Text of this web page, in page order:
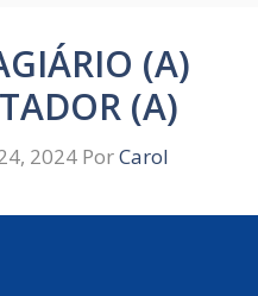
(A)
(A)
2024 PorCarol